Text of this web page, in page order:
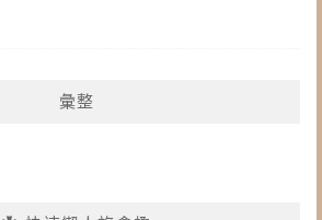
彙整